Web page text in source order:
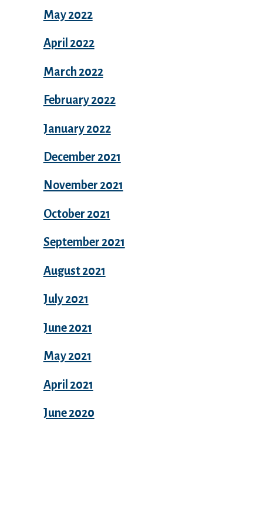
May 2022
April 2022
March 2022
February 2022
January 2022
December 2021
November 2021
October 2021
September 2021
August 2021
July 2021
June 2021
May 2021
April 2021
June 2020